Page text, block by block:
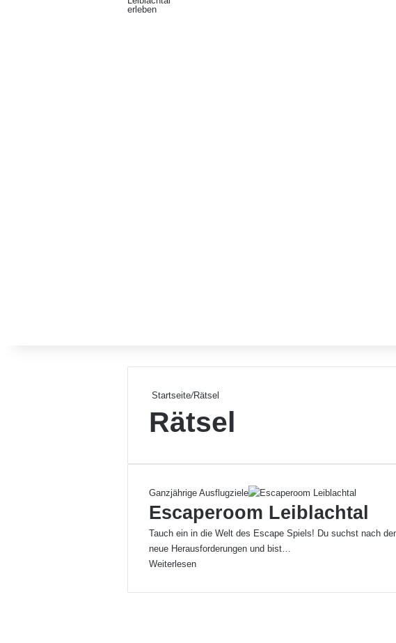
Startseite/Rätsel
Rätsel
Ganzjährige Ausflugziele
Escaperoom Leiblachtal
Tauch ein in die Welt des Escape Spiels! Du suchst nach
neue Herausforderungen und bist…
Weiterlesen